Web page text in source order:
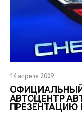
14 апреля 2009
АВТОЦЕНТР
ПРЕЗЕНТАЦИЮ